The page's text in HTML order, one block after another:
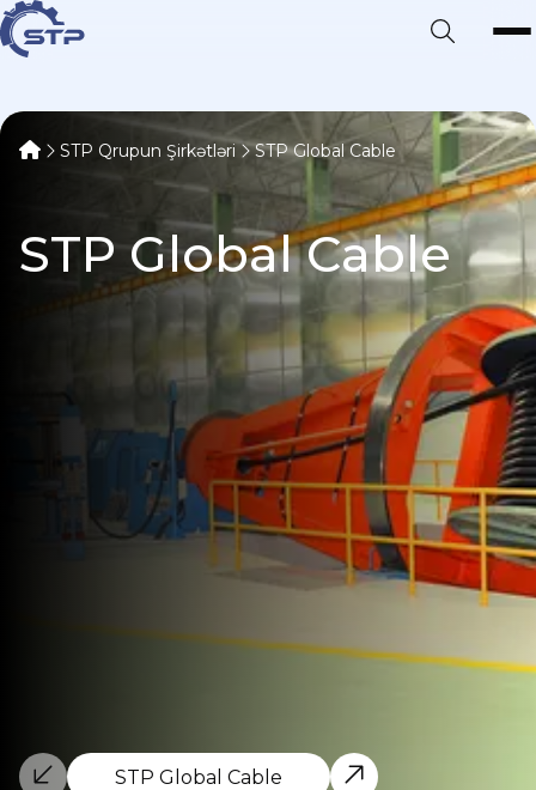
STP Qrupun Şirkətləri STP Global Cable
STP Global Cable
STP Global Cable